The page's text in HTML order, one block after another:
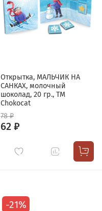
Открытка, МАЛЬЧИК НА
САНКАХ, молочный
шоколад, 20 гр., TM
Chokocat
78 ₽
62 ₽
-21%